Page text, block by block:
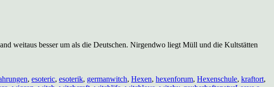
weitaus besser um als die Deutschen. Nirgendwo liegt Müll und die Kultstätten
, esoteric, esoterik, germanwitch, Hexen, hexenforum, Hexenschule, kraftort,